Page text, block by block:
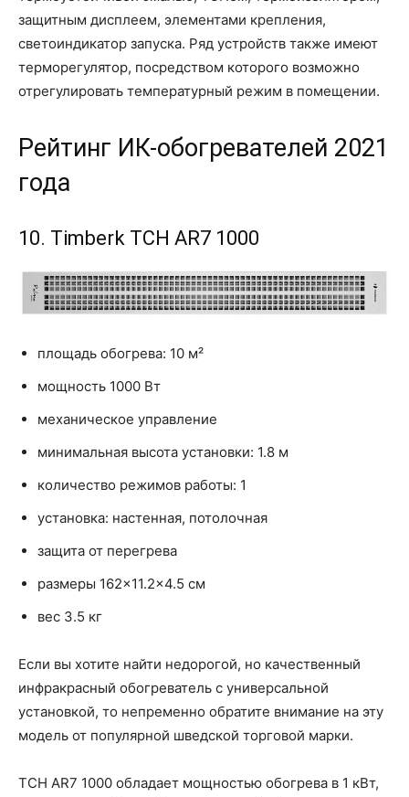
защитным дисплеем, элементами крепления,
светоиндикатор запуска. Ряд устройств также имеют
терморегулятор, посредством которого возможно
отрегулировать температурный режим в помещении.
Рейтинг ИК-обогревателей 2021
года
10. Timberk TCH AR7 1000
площадь обогрева: 10 м²
мощность 1000 Вт
механическое управление
минимальная высота установки: 1.8 м
количество режимов работы: 1
установка: настенная, потолочная
защита от перегрева
размеры 162×11.2×4.5 см
вес 3.5 кг
Если вы хотите найти недорогой, но качественный
инфракрасный обогреватель с универсальной
установкой, то непременно обратите внимание на эту
модель от популярной шведской торговой марки.
TCH AR7 1000 обладает мощностью обогрева в 1 кВт,